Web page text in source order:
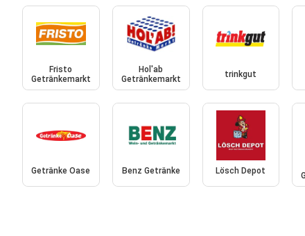
Fristo
Getränkemarkt
Hol'ab
Getränkemarkt
trinkgut
Getränke Oase Benz Getränke Lösch Depot